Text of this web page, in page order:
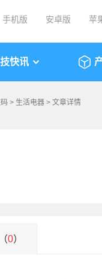
手机版 安卓版 苹
快讯
> 生活电器 > 文章详情
0）